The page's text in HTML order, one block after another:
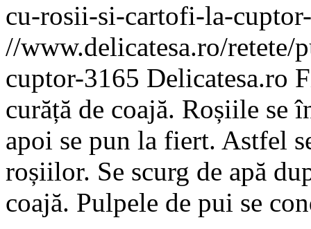
cu-rosii-si-cartofi-la-
//www.delicatesa.ro/
cuptor-3165 Delicatesa.ro
curăță de coajă. Roșiile
apoi se pun la fiert. Astfel
roșiilor. Se scurg de apă
coajă. Pulpele de pui se